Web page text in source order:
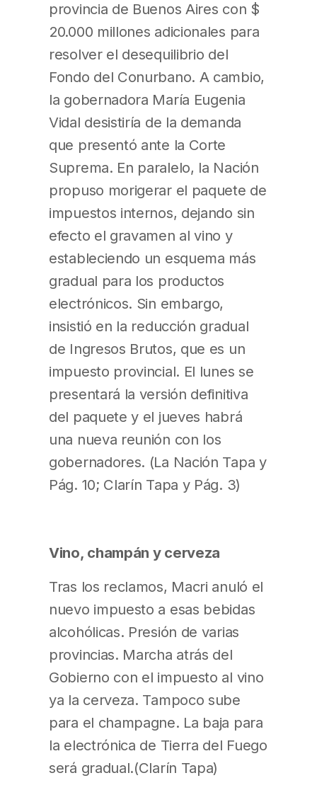
provincia de Buenos Aires con $
20.000 millones adicionales para
resolver el desequilibrio del
Fondo del Conurbano. A cambio,
la gobernadora María Eugenia
Vidal desistiría de la demanda
que presentó ante la Corte
Suprema. En paralelo, la Nación
propuso morigerar el paquete de
impuestos internos, dejando sin
efecto el gravamen al vino y
estableciendo un esquema más
gradual para los productos
electrónicos. Sin embargo,
insistió en la reducción gradual
de Ingresos Brutos, que es un
impuesto provincial. El lunes se
presentará la versión definitiva
del paquete y el jueves habrá
una nueva reunión con los
gobernadores. (La Nación Tapa y
Pág. 10; Clarín Tapa y Pág. 3)
Vino, champán y cerveza
Tras los reclamos, Macri anuló el
nuevo impuesto a esas bebidas
alcohólicas. Presión de varias
provincias. Marcha atrás del
Gobierno con el impuesto al vino
ya la cerveza. Tampoco sube
para el champagne. La baja para
la electrónica de Tierra del Fuego
será gradual.(Clarín Tapa)